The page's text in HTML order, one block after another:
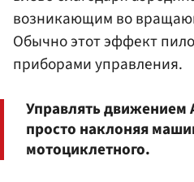
возникающим во
Обычно этот эффект
приборами управления.
Управлять движением
просто наклоняя
мотоциклетного.